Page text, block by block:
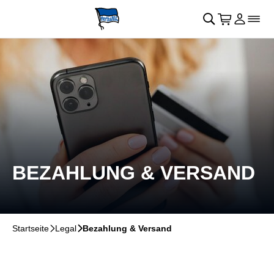
􀄫
􀊫 􀍩 Login
􀉩􀌇
BEZAHLUNG & VERSAND
Startseite􀆊Legal􀆊Bezahlung & Versand